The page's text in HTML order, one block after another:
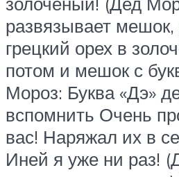
развязывает мешок,
грецкий орех в
потом и мешок с
Мороз: Буква «Дэ»
вспомнить Очень
вас! Наряжал их в
Иней я уже ни раз!